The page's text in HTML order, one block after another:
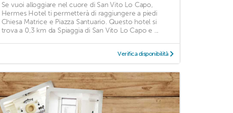
Se vuoi alloggiare nel cuore di San Vito Lo Capo,
Hermes Hotel ti permetterà di raggiungere a piedi
Chiesa Matrice e Piazza Santuario. Questo hotel si
trova a 0,3 km da Spiaggia di San Vito Lo Capo e ...
Verifica disponibilità